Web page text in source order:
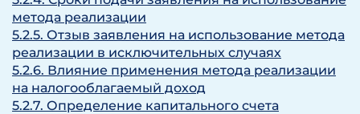
метода реализации
5.2.5. Отзыв заявления на использование метода
реализации в исключительных случаях
5.2.6. Влияние применения метода реализации
на налогооблагаемый доход
5.2.7. Определение капитального счета